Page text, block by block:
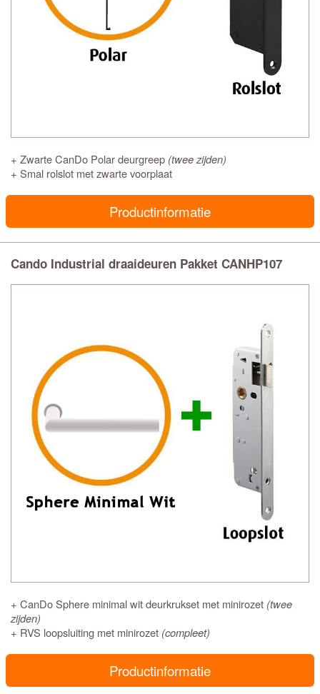
+ Zwarte CanDo Polar deurgreep (twee zijden)
+ Smal rolslot met zwarte voorplaat
Productinformatie
Cando Industrial draaideuren Pakket CANHP107
+ CanDo Sphere minimal wit deurkrukset met minirozet (twee
zijden)
+ RVS loopsluiting met minirozet (compleet)
Productinformatie